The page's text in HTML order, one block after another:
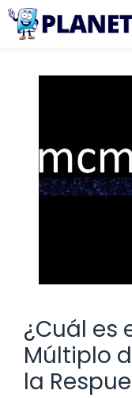
Saltar
¿Cuál es
Múltiplo
la